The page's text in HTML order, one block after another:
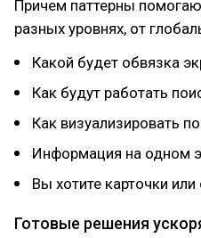
Причем паттерны
разных уровнях, от
Какой будет обвязка
Как будут работать
Как визуализировать
Информация на одном
Вы хотите карточки или
Готовые решения